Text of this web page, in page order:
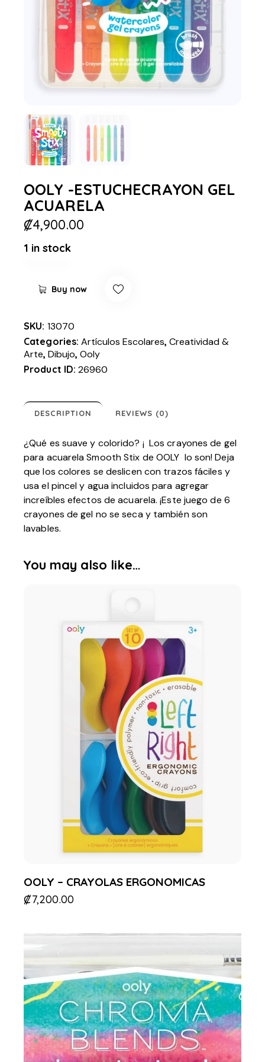
OOLY -ESTUCHECRAYON GEL
ACUARELA
₡4,900.00
1 in stock
Buy now
SKU: 13070
Categories:Artículos Escolares,Creatividad &
Arte,Dibujo,Ooly
Product ID:26960
DESCRIPTION REVIEWS (0)
¿Qué es suave y colorido? ¡ Los crayones de gel
para acuarela Smooth Stix de OOLY lo son! Deja
que los colores se deslicen con trazos fáciles y
usa el pincel y agua incluidos para agregar
increíbles efectos de acuarela. ¡Este juego de 6
crayones de gel no se seca y también son
lavables.
You may also like…
OOLY – CRAYOLAS ERGONOMICAS
₡7,200.00